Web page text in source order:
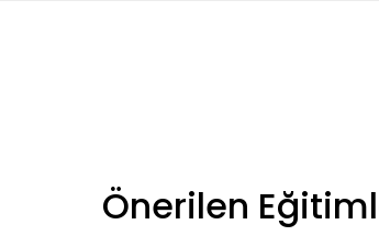
Önerilen